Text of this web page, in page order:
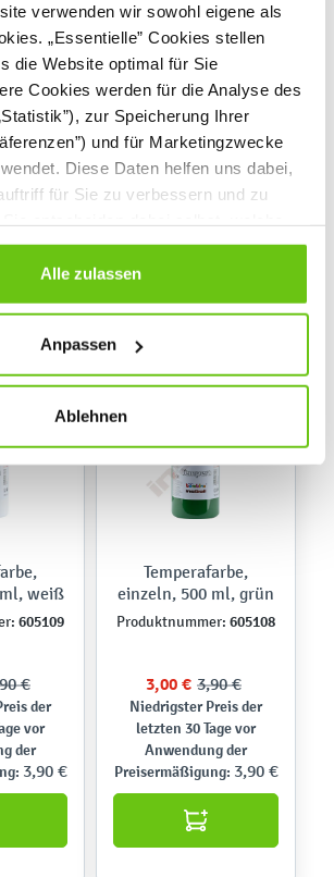
verwenden wir sowohl eigene als
„Essentielle” Cookies stellen
die Website optimal für Sie
Cookies werden für die Analyse des
zur Speicherung Ihrer
und für Marketingzwecke
Diese Daten helfen uns dabei,
für Sie zu verbessern und zu
Verweigern Sie Ihre Zustimmung,
– in diesem Fall werden nur
die für den Besuch unserer Website
indem Sie auf die Schaltfläche unten
Informationen zur Datennutzung
Alle zulassen
Anpassen
Ablehnen
gelb
605110
€
der
vor
der
3,90 €
Temperafarbe,
einzeln, 500 ml, blau
Produktnummer:
3,00 € 3,90 €
Niedrigster Preis der
letzten 30 Tage vor
Anwendung der
Preisermäßigung:3,90 €
weiß
605109
€
der
vor
der
3,90 €
%
Temperafarbe,
einzeln, 500 ml, grün
Produktnummer: 605108
3,00 € 3,90 €
Niedrigster Preis der
letzten 30 Tage vor
Anwendung der
Preisermäßigung: 3,90 €